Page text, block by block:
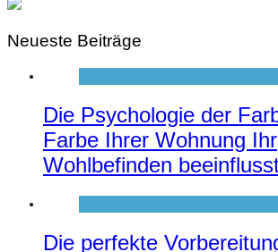
Neueste Beiträge
Die Psychologie der
Farbe Ihrer Wohnung Ihr
Wohlbefinden
Die perfekte